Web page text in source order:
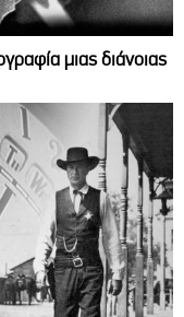
μιας διάνοιας